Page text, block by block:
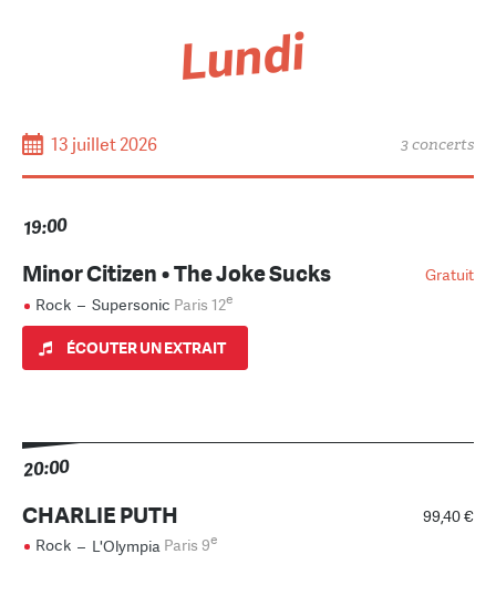
Lundi
13 juillet 2026 3 concerts
19:00
Gratuit
Minor Citizen • The Joke Sucks
Rock – Supersonic Paris 12e
ÉCOUTER UN EXTRAIT
20:00
99,40 €
CHARLIE PUTH
Rock – L'Olympia Paris 9e